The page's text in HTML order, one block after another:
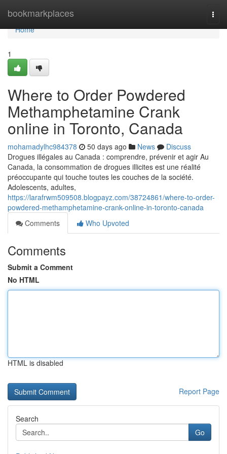
bookmarkplaces
Home
Home
1
Where to Order Powdered
Methamphetamine Crank
online in Toronto, Canada
mohamadylhc984378 50 days ago News
Discuss
Drogues illégales au Canada : comprendre, prévenir et agir Au
Canada, la consommation de drogues illicites est une réalité
préoccupante qui touche toutes les couches de la société.
Adolescents, adultes,
https://larafrwm509508.blogpayz.com/38724861/where-to-order-
powdered-methamphetamine-crank-online-in-toronto-canada
Comments
Who Upvoted
Comments
Submit a Comment
No HTML
HTML is disabled
Report Page
Search
Go